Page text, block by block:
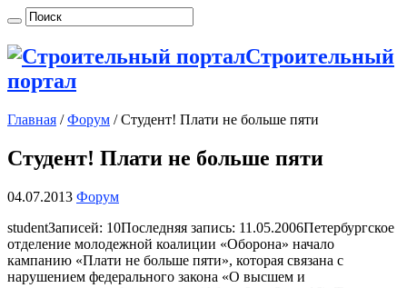
Строительный
портал
Главная / Форум / Студент! Плати не больше пяти
Студент! Плати не больше пяти
04.07.2013 Форум
studentЗаписей: 10Последняя запись: 11.05.2006Петербургское
отделение молодежной коалиции «Оборона» начало
кампанию «Плати не больше пяти», которая связана с
нарушением федерального закона «О высшем и